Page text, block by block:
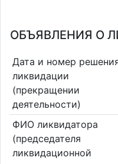
ОБЪЯВЛЕНИЯ О
Дата и номер
ликвидации
(прекращении
деятельности)
ФИО ликвидатора
(председателя
ликвидационной